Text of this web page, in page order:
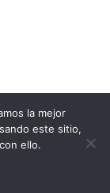
la mejor
este sitio,
ello.